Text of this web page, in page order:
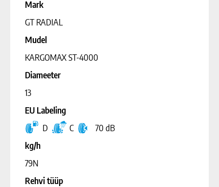
Mark
GT RADIAL
Mudel
KARGOMAX ST-4000
Diameeter
13
EU Labeling
D
C
70 dB
kg/h
79N
Rehvi tüüp